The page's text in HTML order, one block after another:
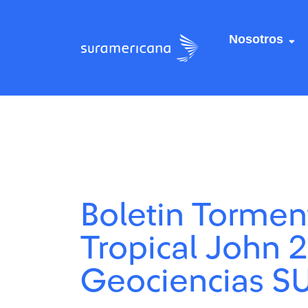
Nosotros
Boletin
Tropical John 2
Geociencias